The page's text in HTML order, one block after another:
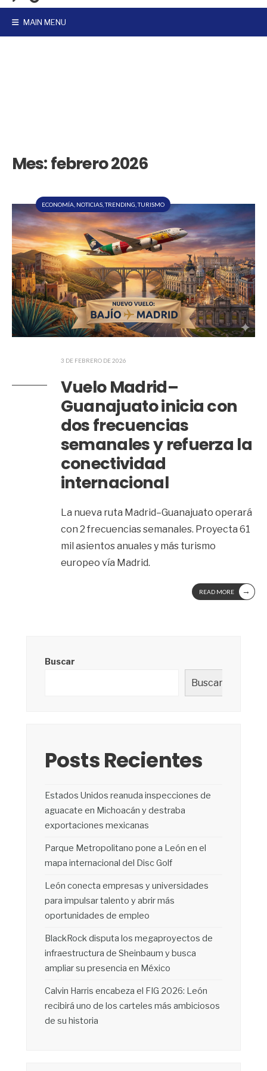
MAIN MENU
Mes:febrero 2026
ECONOMÍA NOTICIAS ,TRENDING ,TURISMO
3 DE FEBRERO DE 2026
Vuelo Madrid–
Guanajuato inicia con
dos frecuencias
semanales y refuerza la
conectividad
internacional
La nueva ruta Madrid–Guanajuato operará
con 2 frecuencias semanales. Proyecta 61
mil asientos anuales y más turismo
europeo vía Madrid.
READ MORE →
Buscar
Buscar
Posts Recientes
Estados Unidos reanuda inspecciones de
aguacate en Michoacán y destraba
exportaciones mexicanas
Parque Metropolitano pone a León en el
mapa internacional del Disc Golf
León conecta empresas y universidades
para impulsar talento y abrir más
oportunidades de empleo
BlackRock disputa los megaproyectos de
infraestructura de Sheinbaum y busca
ampliar su presencia en México
Calvin Harris encabeza el FIG 2026: León
recibirá uno de los carteles más ambiciosos
de su historia